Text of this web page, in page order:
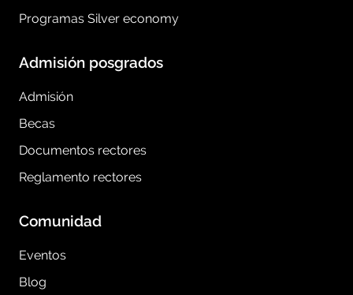
Programas Silver economy
Admisión posgrados
Admisión
Becas
Documentos rectores
Reglamento rectores
Comunidad
Eventos
Blog